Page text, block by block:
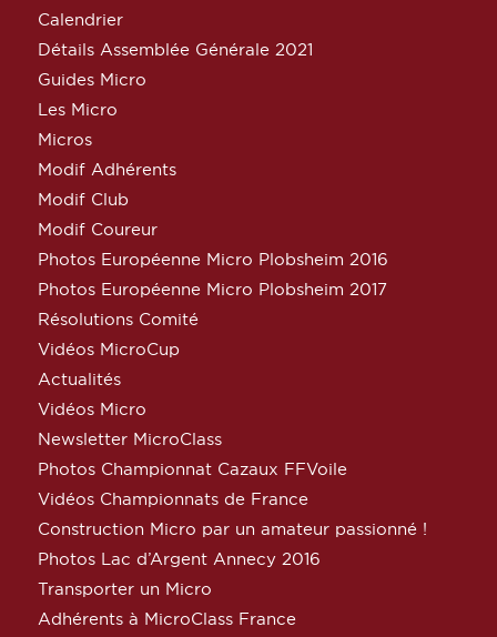
Calendrier
Détails Assemblée Générale 2021
Guides Micro
Les Micro
Micros
Modif Adhérents
Modif Club
Modif Coureur
Photos Européenne Micro Plobsheim 2016
Photos Européenne Micro Plobsheim 2017
Résolutions Comité
Vidéos MicroCup
Actualités
Vidéos Micro
Newsletter MicroClass
Photos Championnat Cazaux FFVoile
Vidéos Championnats de France
Construction Micro par un amateur passionné !
Photos Lac d’Argent Annecy 2016
Transporter un Micro
Adhérents à MicroClass France